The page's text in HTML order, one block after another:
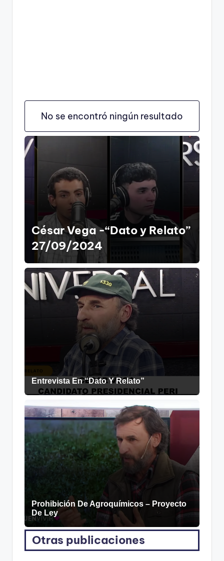
No se encontró ningún resultado
César Vega -“Dato y Relato”
27/09/2024
Entrevista En “Dato Y Relato”
Prohibición De Agroquímicos – Proyecto
De Ley
Otras publicaciones